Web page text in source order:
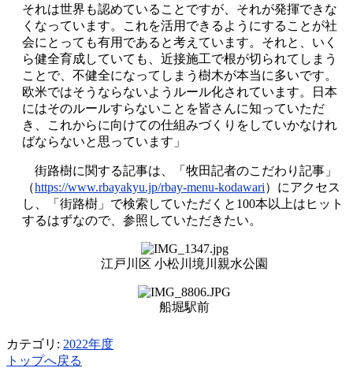
それは世界も認めていることですが、それが発揮できな
くなっています。これを活用できるようにすることが社
会にとっても有用であると考えています。それと、いく
ら健全育成していても、近接施工で根が切られてしまう
ことで、不健全になってしまう樹木が本当に多いです。
欧米ではそうならないようルール化されています。日本
にはそのルールすらないことを皆さんに知っていただ
き、これからに向けての仕組みづくりをしていかなけれ
ばならないと思っています」
街路樹に関する記事は、「牧田記者のこだわり記事」
（https://www.rbayakyu.jp/rbay-menu-kodawari）にアクセス
し、「街路樹」で検索していただくと 100本以上はヒット
するはずなので、参照していただきたい。
江戸川区 小松川境川親水公園
船堀駅前
カテゴリ: 2022年度
トップへ戻る